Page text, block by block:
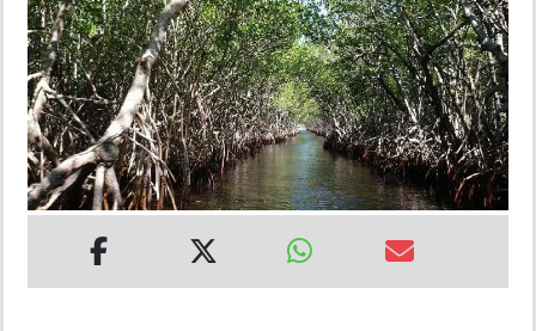
DEPORTES
MUNDO
INSÓLITAS
MULTIMEDIA